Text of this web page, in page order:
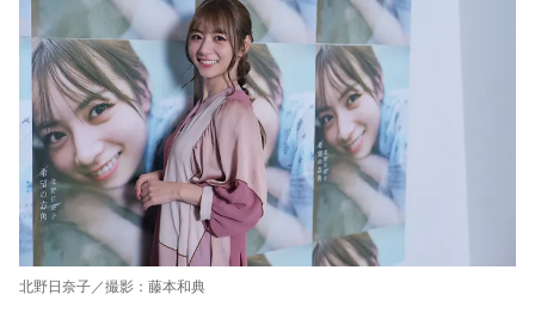
北野日奈子／撮影：藤本和典